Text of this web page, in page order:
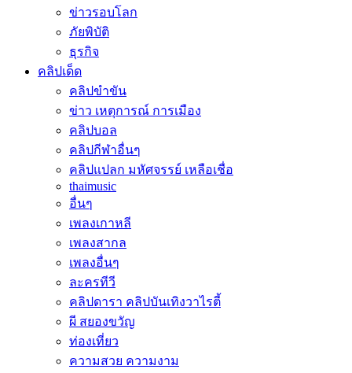
ข่าวรอบโลก
ภัยพิบัติ
ธุรกิจ
คลิปเด็ด
คลิปขำขัน
ข่าว เหตุการณ์ การเมือง
คลิปบอล
คลิปกีฬาอื่นๆ
คลิปแปลก มหัศจรรย์ เหลือเชื่อ
thaimusic
อื่นๆ
เพลงเกาหลี
เพลงสากล
เพลงอื่นๆ
ละครทีวี
คลิปดารา คลิปบันเทิงวาไรตี้
ผี สยองขวัญ
ท่องเที่ยว
ความสวย ความงาม